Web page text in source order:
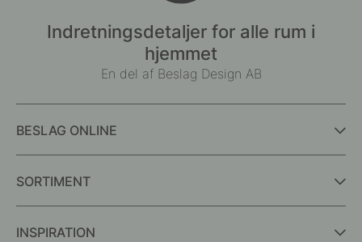
Indretningsdetaljer for alle rum i
hjemmet
En del af Beslag Design AB
BESLAG ONLINE
SORTIMENT
INSPIRATION